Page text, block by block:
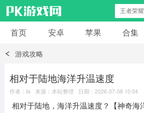
安卓应用
模拟经营 角色扮演
首页 安卓 苹果 合集
游戏攻略
相对于陆地海洋升温速度
作者：llx 来源：本站整理 日期：2026-07-08 10:04
相对于陆地，海洋升温速度？【神奇